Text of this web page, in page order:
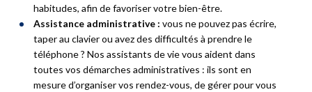
habitudes, afin de favoriser votre bien-être.
Assistance administrative : vous ne pouvez pas écrire,
taper au clavier ou avez des difficultés à prendre le
téléphone ? Nos assistants de vie vous aident dans
toutes vos démarches administratives : ils sont en
mesure d’organiser vos rendez-vous, de gérer pour vous